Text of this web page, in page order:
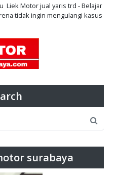
Liek Motor jual yaris trd - Belajar
tidak ingin mengulangi kasus
surabaya